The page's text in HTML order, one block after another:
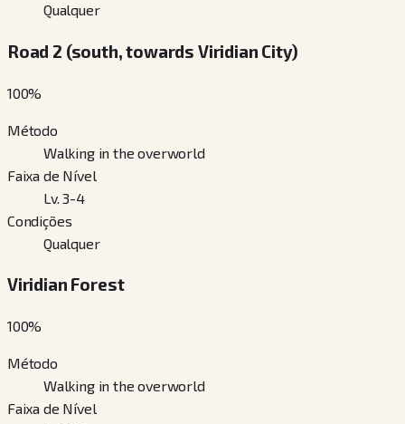
Qualquer
Road 2 (south, towards Viridian City)
100%
Método
Walking in the overworld
Faixa de Nível
Lv. 3-4
Condições
Qualquer
Viridian Forest
100%
Método
Walking in the overworld
Faixa de Nível